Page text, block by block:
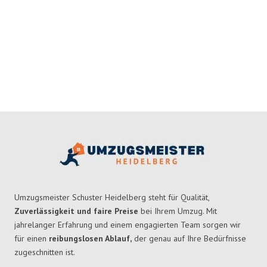
Umzugsmeister Schuster Heidelberg steht für Qualität,
Zuverlässigkeit und faire Preise bei Ihrem Umzug. Mit
jahrelanger Erfahrung und einem engagierten Team sorgen wir
für einen reibungslosen Ablauf, der genau auf Ihre Bedürfnisse
zugeschnitten ist.